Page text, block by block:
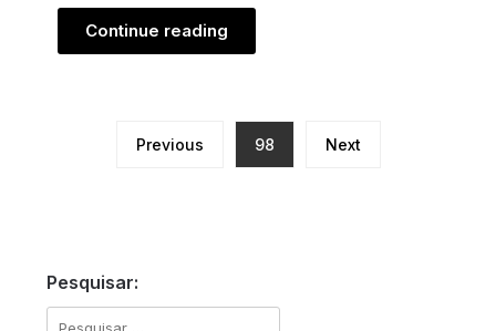
Continue reading
Previous 98 Next
Pesquisar:
Pesquisar